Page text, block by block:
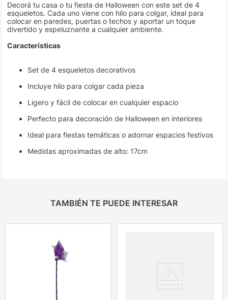
Decorá tu casa o tu fiesta de Halloween con este set de 4
esqueletos. Cada uno viene con hilo para colgar, ideal para
colocar en paredes, puertas o techos y aportar un toque
divertido y espeluznante a cualquier ambiente.
Características
Set de 4 esqueletos decorativos
Incluye hilo para colgar cada pieza
Ligero y fácil de colocar en cualquier espacio
Perfecto para decoración de Halloween en interiores
Ideal para fiestas temáticas o adornar espacios festivos
Medidas aproximadas de alto: 17cm
TAMBIÉN TE PUEDE INTERESAR